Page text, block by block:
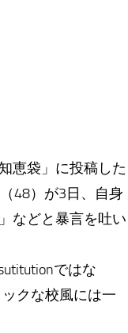
恵袋」に投稿した
48）が3日、自身
などと暴言を吐い
ではな
クな校風には一